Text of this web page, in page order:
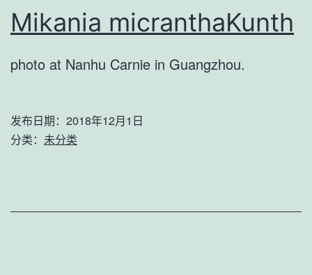
Mikania micranthaKunth
photo at Nanhu Carnie in Guangzhou.
发布日期： 2018年12月1日
分类： 未分类